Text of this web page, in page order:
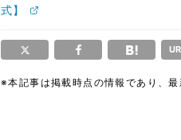
式】
※本記事は掲載時点の情報であり、